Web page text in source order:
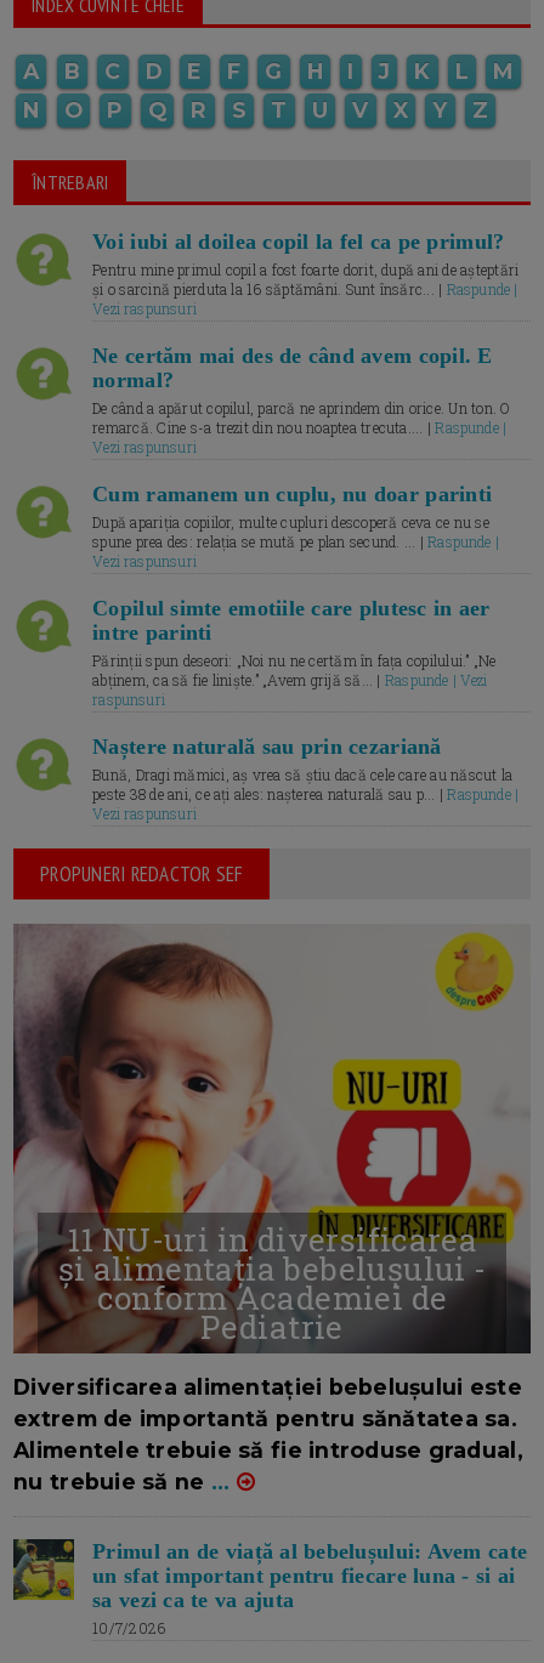
A B C D E F G H I J K L
M
N
O P Q R S T U V X Y Z
ÎNTREBARI
Voi iubi al doilea copil la fel ca pe primul?
Pentru mine primul copil a fost foarte dorit, după ani de așteptări
și o sarcină pierduta la 16 săptămâni. Sunt însărc... | Raspunde |
Vezi raspunsuri
Ne certăm mai des de când avem copil. E
normal?
De când a apărut copilul, parcă ne aprindem din orice. Un ton. O
remarcă. Cine s-a trezit din nou noaptea trecuta.... |Raspunde |
Vezi raspunsuri
Cum ramanem un cuplu, nu doar parinti
După apariția copiilor, multe cupluri descoperă ceva ce nu se
spune prea des: relația se mută pe plan secund. ... |Raspunde |
Vezi raspunsuri
Copilul simte emotiile care plutesc in aer
intre parinti
Părinții spun deseori: „Noi nu ne certăm în fața copilului.” „Ne
abținem, ca să fie liniște.” „Avem grijă să... | Raspunde | Vezi
raspunsuri
Naștere naturală sau prin cezariană
Bună, Dragi mămici, aș vrea să știu dacă cele care au născut la
peste 38 de ani, ce ați ales: nașterea naturală sau p... |Raspunde |
Vezi raspunsuri
PROPUNERI REDACTOR SEF
11 NU-uri in diversificarea
și alimentația bebelușului -
conform Academiei de
Pediatrie
Diversificarea alimentației bebelușului este
extrem de importantă pentru sănătatea sa.
Alimentele trebuie să fie introduse gradual,
nu trebuie să ne ...
Primul an de viață al bebelușului: Avem cate
un sfat important pentru fiecare luna - si ai
sa vezi ca te va ajuta
10/7/2026